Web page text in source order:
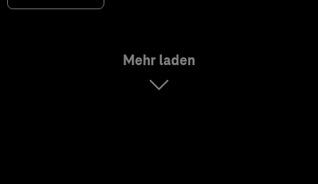
Mehr laden